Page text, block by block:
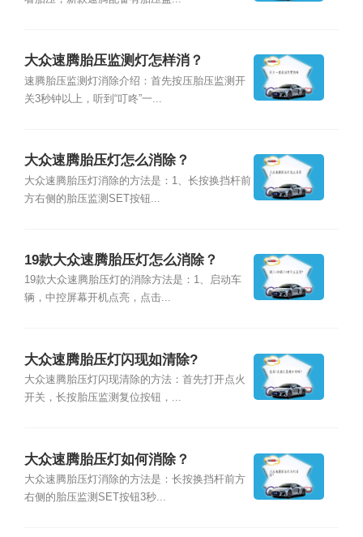
大众速腾胎压监测灯怎样消？
速腾胎压监测灯消除介绍：首先按压胎压监测开
关3秒钟以上，听到“叮咚”一...
大众速腾胎压灯怎么消除？
大众速腾胎压灯消除的方法是：1、长按换挡杆前
方右侧的胎压监测SET按钮...
19款大众速腾胎压灯怎么消除？
19款大众速腾胎压灯的消除方法是：1、启动车
辆，中控屏幕开机点亮，点击...
大众速腾胎压灯闪现如清除?
大众速腾胎压灯闪现清除的方法：首先打开点火
开关，长按胎压监测复位按钮，...
大众速腾胎压灯如何消除？
大众速腾胎压灯消除的方法是：长按换挡杆前方
右侧的胎压监测SET按钮3秒...